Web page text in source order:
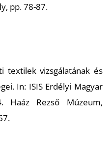
pp. 78-87.
textilek vizsgálatának és
. In: ISIS Erdélyi Magyar
Haáz Rezső Múzeum,